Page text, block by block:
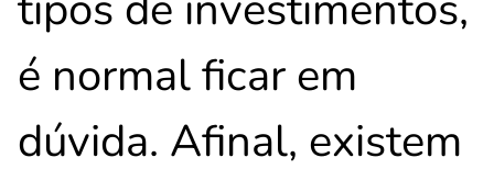
é normal ficar em
dúvida. Afinal, existem